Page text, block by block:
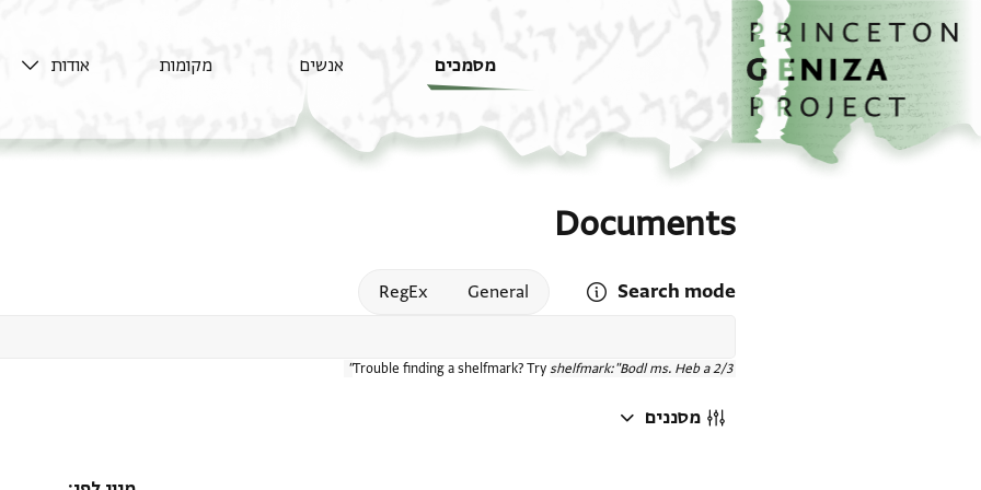
דילוג לתוכן
דף הבית
מסמכים אנשים מקומות אודות
Documents
Search mode
Open search mode help
General
RegEx
Trouble finding a shelfmark? Try shelfmark:"Bodl ms. Heb a 2/3"
מסננים